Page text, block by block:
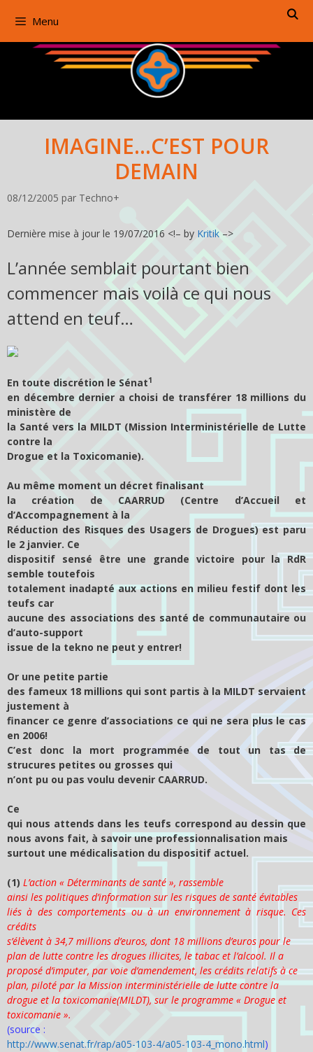
Menu
IMAGINE…C’EST POUR
DEMAIN
08/12/2005 par Techno+
Dernière mise à jour le 19/07/2016 <!– by Kritik–>
L’année semblait pourtant bien
commencer mais voilà ce qui nous
attend en teuf…
En toute discrétion le Sénat1
en décembre dernier a choisi de transférer 18 millions du
ministère de
la Santé vers la MILDT (Mission Interministérielle de Lutte
contre la
Drogue et la Toxicomanie).
Au même moment un décret finalisant
la création de CAARRUD (Centre d’Accueil et
d’Accompagnement à la
Réduction des Risques des Usagers de Drogues) est paru
le 2 janvier. Ce
dispositif sensé être une grande victoire pour la RdR
semble toutefois
totalement inadapté aux actions en milieu festif dont les
teufs car
aucune des associations des santé de communautaire ou
d’auto-support
issue de la tekno ne peut y entrer!
Or une petite partie
des fameux 18 millions qui sont partis à la MILDT servaient
justement à
financer ce genre d’associations ce qui ne sera plus le cas
en 2006!
C’est donc la mort programmée de tout un tas de
strucures petites ou grosses qui
n’ont pu ou pas voulu devenir CAARRUD.
Ce
qui nous attends dans les teufs correspond au dessin que
nous avons fait, à savoir une professionnalisation mais
surtout une médicalisation du dispositif actuel.
(1) L’action « Déterminants de santé », rassemble
ainsi les politiques d’information sur les risques de santé évitables
liés à des comportements ou à un environnement à risque. Ces
crédits
s’élèvent à 34,7 millions d’euros, dont 18 millions d’euros pour le
plan de lutte contre les drogues illicites, le tabac et l’alcool. Il a
proposé d’imputer, par voie d’amendement, les crédits relatifs à ce
plan, piloté par la Mission interministérielle de lutte contre la
drogue et la toxicomanie(MILDT), sur le programme « Drogue et
toxicomanie ».
(source :
http://www.senat.fr/rap/a05-103-4/a05-103-4_mono.html)